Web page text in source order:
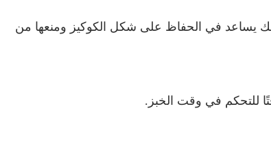
يساعد في الحفاظ على شكل الكوكيز ومنعها من
للتحكم في وقت الخبز.